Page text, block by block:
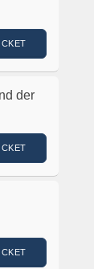
der